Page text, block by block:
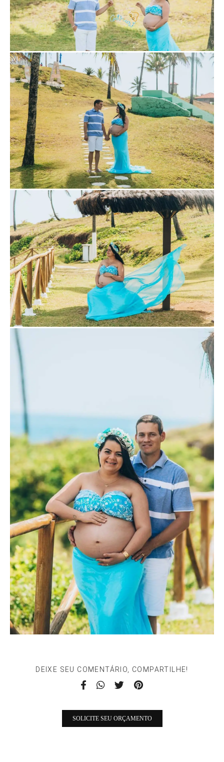
DEIXE SEU COMENTÁRIO, COMPARTILHE!
SOLICITE SEU ORÇAMENTO